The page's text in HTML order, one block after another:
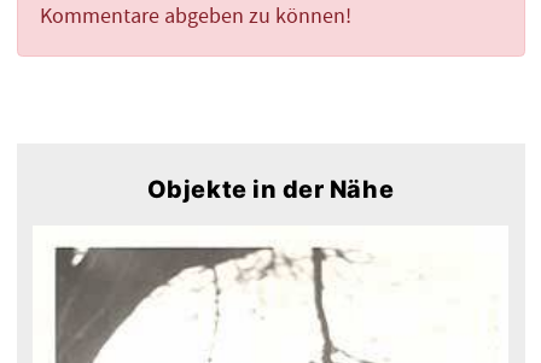
Kommentare abgeben zu können!
Objekte in der Nähe